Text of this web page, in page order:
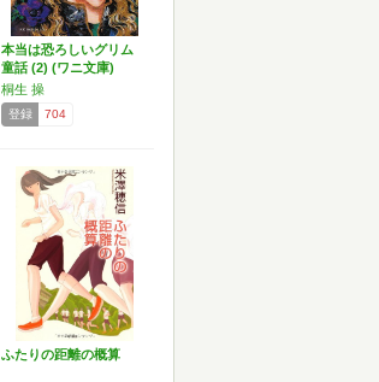
本当は恐ろしいグリム
童話 (2) (ワニ文庫)
桐生 操
登録 704
ふたりの距離の概算